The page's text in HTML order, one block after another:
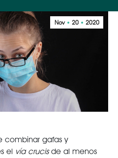
Nov 20 2020
combinar gafas y
el vía crucisde al menos